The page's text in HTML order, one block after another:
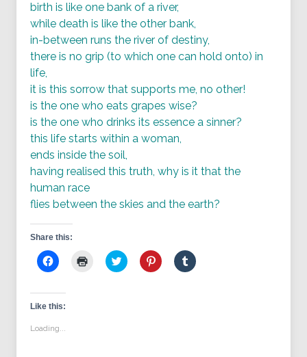
birth is like one bank of a river,
while death is like the other bank,
in-between runs the river of destiny,
there is no grip (to which one can hold onto) in
life,
it is this sorrow that supports me, no other!
is the one who eats grapes wise?
is the one who drinks its essence a sinner?
this life starts within a woman,
ends inside the soil,
having realised this truth, why is it that the
human race
flies between the skies and the earth?
Share this:
Click
to
Facebook
(Opens
in
window)
Click Click
to
Click
to
Click
to
Like this:
Loading...